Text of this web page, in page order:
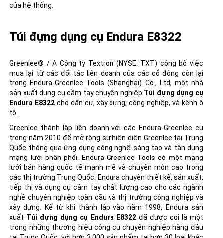
của hệ thống.
Túi đựng dụng cụ Endura E8322
Greenlee® / A Công ty Textron (NYSE: TXT) công bố việc
mua lại từ các đối tác liên doanh của các cổ đông còn lại
trong Endura-Greenlee Tools (Shanghai) Co., Ltd, một nhà
sản xuất dụng cụ cầm tay chuyên nghiệp Túi đựng dụng cụ
Endura E8322 cho dân cư, xây dựng, công nghiệp, và kênh ô
tô.
Greenlee thành lập liên doanh với các Endura-Greenlee cụ
trong năm 2010 để mở rộng sự hiện diện Greenlee tại Trung
Quốc thông qua ứng dụng công nghệ sáng tạo và tận dụng
mạng lưới phân phối. Endura-Greenlee Tools có một mạng
lưới bán hàng quốc tế mạnh mẽ và chuyên môn cao trong
các thị trường Trung Quốc. Endura chuyên thiết kế, sản xuất,
tiếp thị và dụng cụ cầm tay chất lượng cao cho các ngành
nghề chuyên nghiệp toàn cầu và thị trường công nghiệp và
xây dựng. Kể từ khi thành lập vào năm 1998, Endura sản
xuất Túi đựng dụng cụ Endura E8322đã được coi là một
trong những thương hiệu công cụ chuyên nghiệp hàng đầu